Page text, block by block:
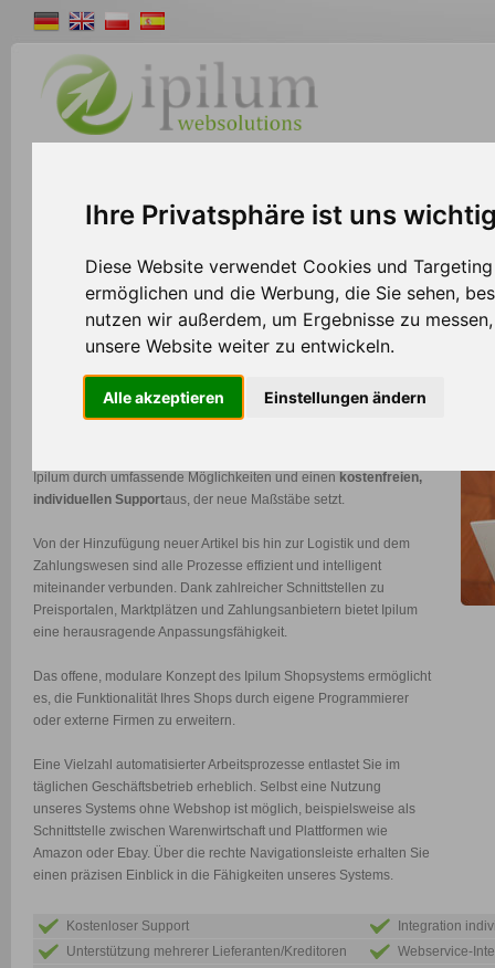
Ihre Privatsphäre ist uns
Diese Website verwendet Cookies und
ermöglichen und die Werbung, die Sie sehen,
nutzen wir außerdem, um Ergebnisse zu
unsere Website weiter zu entwickeln.
Alle akzeptieren Einstellungen ändern
>> Shopsystem
Shopsystem für E-Commerce + Re-Commerce
Das Ipilum Shopsystem bietet eine außergewöhnliche
Komplettlösung, die es Ihnen ermöglicht, sämtliche
Ipilum durch umfassende Möglichkeiten und einen kostenfreien,
individuellen Supportaus, der neue Maßstäbe setzt.
Von der Hinzufügung neuer Artikel bis hin zur Logistik und dem
Zahlungswesen sind alle Prozesse effizient und intelligent
miteinander verbunden. Dank zahlreicher Schnittstellen zu
Preisportalen, Marktplätzen und Zahlungsanbietern bietet Ipilum
eine herausragende Anpassungsfähigkeit.
Das offene, modulare Konzept des Ipilum Shopsystems ermöglicht
es, die Funktionalität Ihres Shops durch eigene Programmierer
oder externe Firmen zu erweitern.
Eine Vielzahl automatisierter Arbeitsprozesse entlastet Sie im
täglichen Geschäftsbetrieb erheblich. Selbst eine Nutzung
unseres Systems ohne Webshop ist möglich, beispielsweise als
Schnittstelle zwischen Warenwirtschaft und Plattformen wie
Amazon oder Ebay. Über die rechte Navigationsleiste erhalten Sie
einen präzisen Einblick in die Fähigkeiten unseres Systems.
Kostenloser Support
Integration
Unterstützung mehrerer Lieferanten/Kreditoren
Webservice-